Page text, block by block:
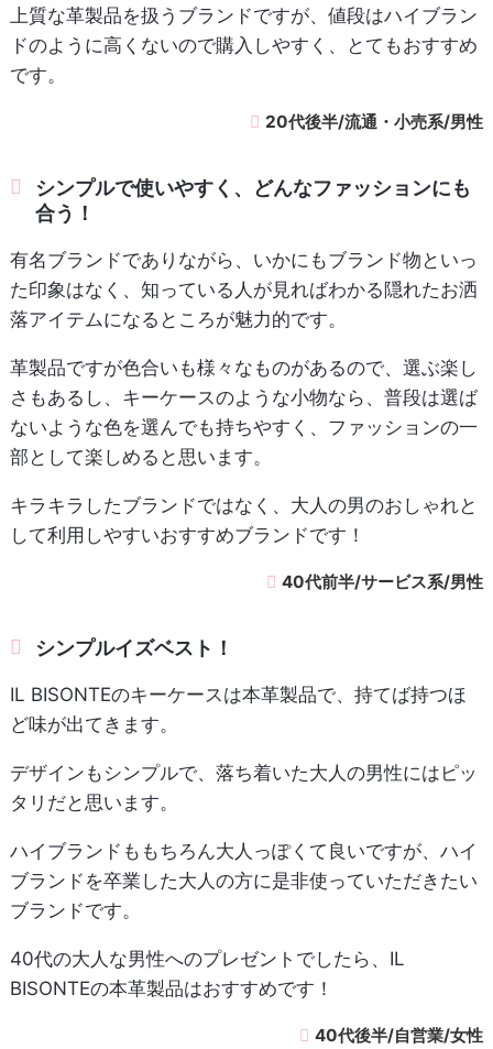
上質な革製品を扱うブランドですが、値段はハイブラン
ドのように高くないので購入しやすく、とてもおすすめ
です。
20代後半/流通・小売系/男性
シンプルで使いやすく、どんなファッションにも
合う！
有名ブランドでありながら、いかにもブランド物といっ
た印象はなく、知っている人が見ればわかる隠れたお洒
落アイテムになるところが魅力的です。
革製品ですが色合いも様々なものがあるので、選ぶ楽し
さもあるし、キーケースのような小物なら、普段は選ば
ないような色を選んでも持ちやすく、ファッションの一
部として楽しめると思います。
キラキラしたブランドではなく、大人の男のおしゃれと
して利用しやすいおすすめブランドです！
40代前半/サービス系/男性
シンプルイズベスト！
IL BISONTEのキーケースは本革製品で、持てば持つほ
ど味が出てきます。
デザインもシンプルで、落ち着いた大人の男性にはピッ
タリだと思います。
ハイブランドももちろん大人っぽくて良いですが、ハイ
ブランドを卒業した大人の方に是非使っていただきたい
ブランドです。
40代の大人な男性へのプレゼントでしたら、IL
BISONTEの本革製品はおすすめです！
40代後半/自営業/女性